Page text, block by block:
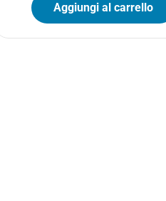
Aggiungi al carrello